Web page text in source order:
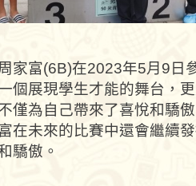
家富(6B)在2023年5月9日
個展現學生才能的舞台，
僅為自己帶來了喜悅和驕
在未來的比賽中還會繼續
驕傲。